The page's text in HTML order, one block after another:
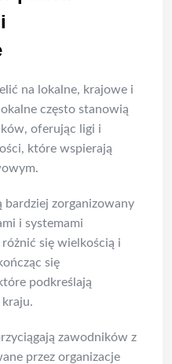
na lokalne, krajowe i
często stanowią
oferując ligi i
które wspierają
bardziej zorganizowany
i systemami
się wielkością i
się
podkreślają
zawodników z
przez organizacje